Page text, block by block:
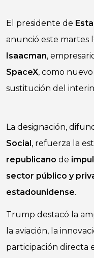
El presidente de
anunció este martes
Isaacman,
SpaceX, como nuevo
sustitución del
La designación,
Social, refuerza la
republicano de
sector público y
estadounidense.
Trump destacó la
la aviación, la
participación directa